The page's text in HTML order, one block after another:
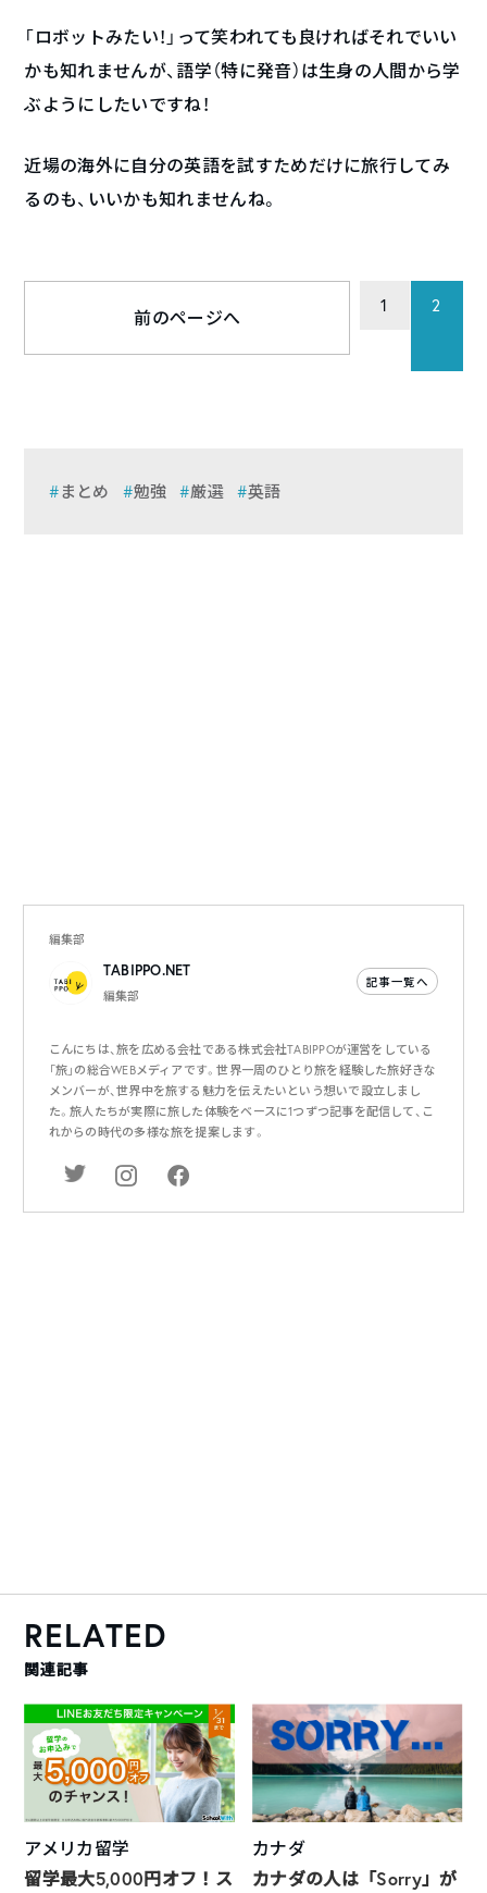
「ロボットみたい！」って笑われても良ければそれでいい
かも知れませんが、語学（特に発音）は生身の人間から学
ぶようにしたいですね！
近場の海外に自分の英語を試すためだけに旅行してみ
るのも、いいかも知れませんね。
前のページへ
1 2
まとめ 勉強 厳選 英語
編集部
TABIPPO.NET
編集部
記事一覧へ
こんにちは、旅を広める会社である株式会社TABIPPOが運営をしている
「旅」の総合WEBメディアです。世界一周のひとり旅を経験した旅好きな
メンバーが、世界中を旅する魅力を伝えたいという想いで設立しまし
た。旅人たちが実際に旅した体験をベースに1つずつ記事を配信して、こ
れからの時代の多様な旅を提案します。
RELATED
関連記事
アメリカ留学
留学最大5,000円オフ！ス
カナダ
カナダの人は「Sorry」が